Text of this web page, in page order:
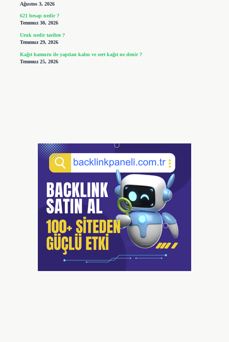
Ağustos 3, 2026
621 hesap nedir ?
Temmuz 30, 2026
Uruk nedir tarihte ?
Temmuz 29, 2026
Kağıt hamuru ile yapılan kalın ve sert kağıt ne denir ?
Temmuz 25, 2026